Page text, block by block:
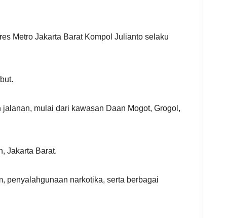
Metro Jakarta Barat Kompol Julianto selaku
mulai dari kawasan Daan Mogot, Grogol,
Jakarta Barat.
penyalahgunaan narkotika, serta berbagai